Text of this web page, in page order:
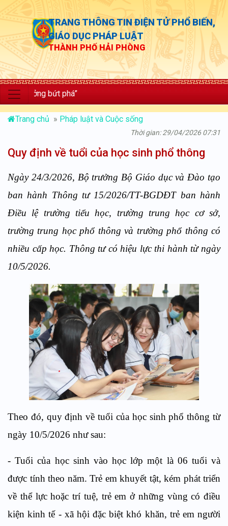
TRANG THÔNG TIN ĐIỆN TỬ PHỔ BIẾN,
GIÁO DỤC PHÁP LUẬT
THÀNH PHỐ HẢI PHÒNG
bứt phá”
Trang chủ » Pháp luật và Cuộc sống
Thời gian: 29/04/2026 07:31
Quy định về tuổi của học sinh phổ thông
Ngày 24/3/2026, Bộ trưởng Bộ Giáo dục và Đào tạo
ban hành Thông tư 15/2026/TT-BGDĐT ban hành
Điều lệ trường tiểu học, trường trung học cơ sở,
trường trung học phổ thông và trường phổ thông có
nhiều cấp học. Thông tư có hiệu lực thi hành từ ngày
10/5/2026.
Theo đó, quy định về tuổi của học sinh phổ thông từ
ngày 10/5/2026 như sau:
- Tuổi của học sinh vào học lớp một là 06 tuổi và
được tính theo năm. Trẻ em khuyết tật, kém phát triển
về thể lực hoặc trí tuệ, trẻ em ở những vùng có điều
kiện kinh tế - xã hội đặc biệt khó khăn, trẻ em người